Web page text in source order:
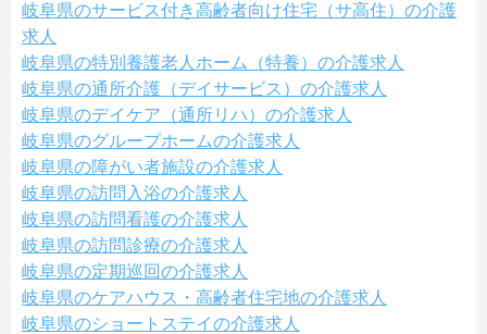
岐阜県のサービス付き高齢者向け住宅（サ高住）の介護
求人
岐阜県の特別養護老人ホーム（特養）の介護求人
岐阜県の通所介護（デイサービス）の介護求人
岐阜県のデイケア（通所リハ）の介護求人
岐阜県のグループホームの介護求人
岐阜県の障がい者施設の介護求人
岐阜県の訪問入浴の介護求人
岐阜県の訪問看護の介護求人
岐阜県の訪問診療の介護求人
岐阜県の定期巡回の介護求人
岐阜県のケアハウス・高齢者住宅地の介護求人
岐阜県のショートステイの介護求人